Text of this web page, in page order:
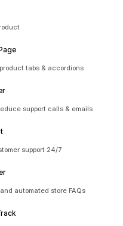
tabs & accordions
support calls & emails
support 24/7
automated store FAQs